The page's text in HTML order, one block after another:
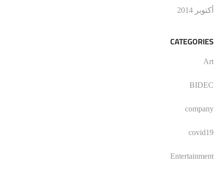
أكتوبر 2014
CATEGORIES
Art
BIDEC
company
covid19
Entertainment